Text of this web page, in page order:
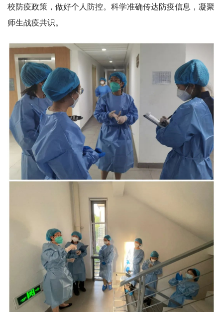
校防疫政策，做好个人防控。科学准确传达防疫信息，凝聚
师生战疫共识。